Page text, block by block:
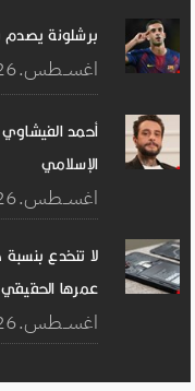
برشلونة يصدم
10 اغســطس.2026 - 20:01
أحمد الفيشاوي
الإسلامي
10 اغســطس.2026 - 19:59
لا تنخدع
عمرها الحقيقي
10 اغســطس.2026 - 19:56